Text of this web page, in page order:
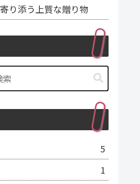
り添う上質な贈り物
5
1